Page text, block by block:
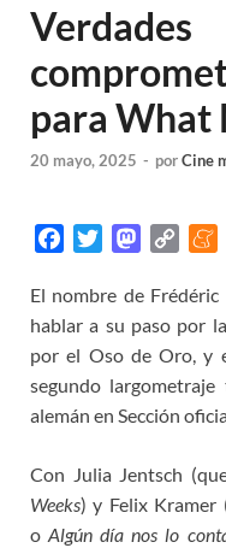
Verdades
para What
20 mayo, 2025 - porCine
c
e
b
o
o
i
t
t
e
r
M
s
t
o
d
o
p
y
L
i
n
e
a
e
El nombre de
hablar a su paso por
por el Oso de Oro, y
segundo largometraje
alemán en Sección
Con Julia Jentsch
Weeks) y Felix Kramer
oAlgún día nos lo